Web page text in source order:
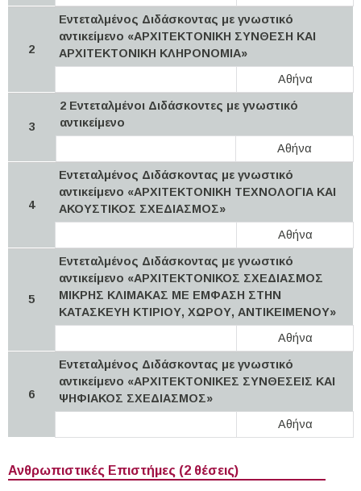
2
Εντεταλμένος Διδάσκοντας με γνωστικό
αντικείμενο «ΑΡΧΙΤΕΚΤΟΝΙΚΗ ΣΥΝΘΕΣΗ ΚΑΙ
ΑΡΧΙΤΕΚΤΟΝΙΚΗ ΚΛΗΡΟΝΟΜΙΑ»
Αθήνα
3
2 Εντεταλμένοι Διδάσκοντες με γνωστικό
αντικείμενο
Αθήνα
4
Εντεταλμένος Διδάσκοντας με γνωστικό
αντικείμενο «ΑΡΧΙΤΕΚΤΟΝΙΚΗ ΤΕΧΝΟΛΟΓΙΑ ΚΑΙ
ΑΚΟΥΣΤΙΚΟΣ ΣΧΕΔΙΑΣΜΟΣ»
Αθήνα
5
Εντεταλμένος Διδάσκοντας με γνωστικό
αντικείμενο «ΑΡΧΙΤΕΚΤΟΝΙΚΟΣ ΣΧΕΔΙΑΣΜΟΣ
ΜΙΚΡΗΣ ΚΛΙΜΑΚΑΣ ΜΕ ΕΜΦΑΣΗ ΣΤΗΝ
ΚΑΤΑΣΚΕΥΗ ΚΤΙΡΙΟΥ, ΧΩΡΟΥ, ΑΝΤΙΚΕΙΜΕΝΟΥ»
Αθήνα
6
Εντεταλμένος Διδάσκοντας με γνωστικό
αντικείμενο «ΑΡΧΙΤΕΚΤΟΝΙΚΕΣ ΣΥΝΘΕΣΕΙΣ ΚΑΙ
ΨΗΦΙΑΚΟΣ ΣΧΕΔΙΑΣΜΟΣ»
Αθήνα
Ανθρωπιστικές Επιστήμες (2 θέσεις)